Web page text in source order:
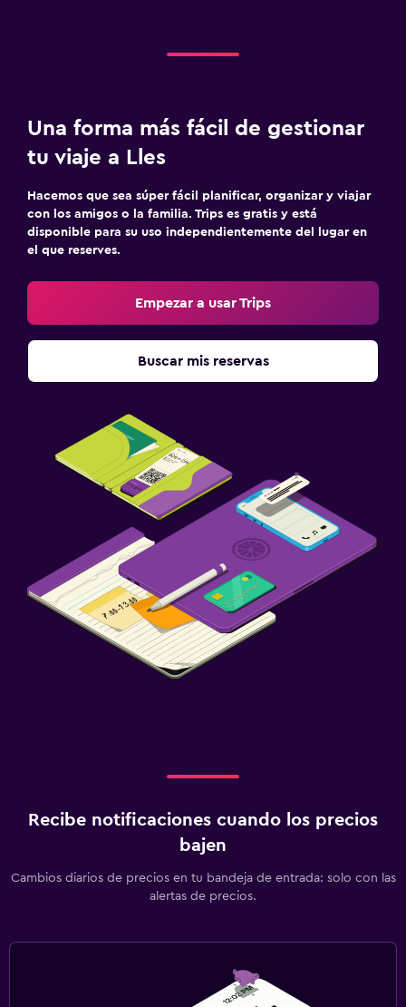
Una forma más fácil de gestionar
tu viaje a Lles
Hacemos que sea súper fácil planificar, organizar y viajar
con los amigos o la familia. Trips es gratis y está
disponible para su uso independientemente del lugar en
el que reserves.
Empezar a usar Trips
Buscar mis reservas
Recibe notificaciones cuando los precios
bajen
Cambios diarios de precios en tu bandeja de entrada: solo con las
alertas de precios.